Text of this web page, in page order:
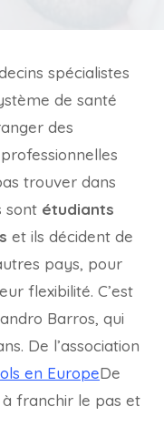
spécialistes
de santé
des
trouver dans
sont étudiants
et ils décident de
pays, pour
flexibilité. C’est
Barros, qui
De l’association
en EuropeDe
à franchir le pas et